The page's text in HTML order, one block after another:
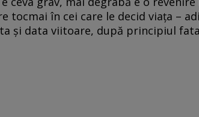
tocmai în cei care le decid viaţa –
şi data viitoare, după principiul